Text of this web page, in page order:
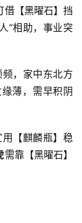
借【黑曜石】挡
”相助，事业突
，家中东北方
薄，需早积阴
用【麒麟瓶】稳
需靠【黑曜石】